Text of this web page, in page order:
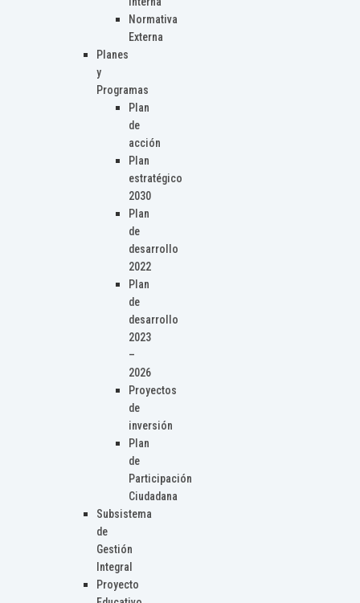
Normativa
Externa
Planes
y
Programas
Plan
de
acción
Plan
estratégico
2030
Plan
de
desarrollo
2022
Plan
de
desarrollo
2023
–
2026
Proyectos
de
inversión
Plan
de
Participación
Ciudadana
Subsistema
de
Gestión
Integral
Proyecto